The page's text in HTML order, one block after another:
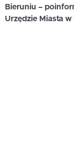
Bieruniu –
Urzędzie Miasta